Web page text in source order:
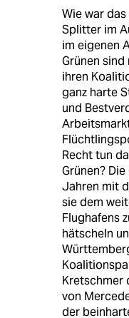
Wie war
Splitter im
im eigenen
Grünen
ihren
ganz harte
und
Recht tun
Grünen?
Jahren mit
sie dem
Flughafens
hätscheln
Kretschmer
von
der